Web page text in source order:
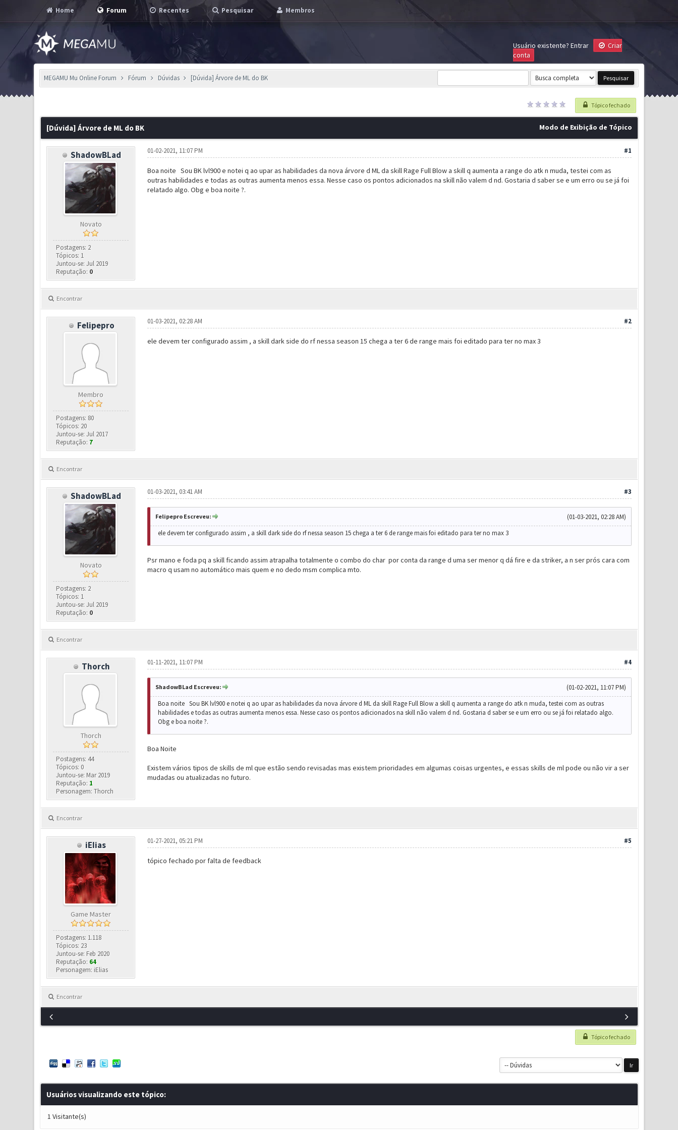
Home Forum Recentes Pesquisar Membros
Usuário existente? Entrar
Criar
conta
MEGAMU Mu Online Forum Fórum Dúvidas [Dúvida] Árvore de ML do BK
Tópico fechado
Modo de Exibição de Tópico
[Dúvida] Árvore de ML do BK
ShadowBLad
Novato
Postagens: 2
Tópicos: 1
Juntou-se: Jul 2019
Reputação: 0
#1
01-02-2021, 11:07 PM
Boa noite Sou BK lvl900 e notei q ao upar as habilidades da nova árvore d ML da skill Rage Full Blow a skill q aumenta a range do atk n muda, testei com as
outras habilidades e todas as outras aumenta menos essa. Nesse caso os pontos adicionados na skill não valem d nd. Gostaria d saber se e um erro ou se já foi
relatado algo. Obg e boa noite ?.
Encontrar
Felipepro
Membro
Postagens: 80
Tópicos: 20
Juntou-se: Jul 2017
Reputação: 7
#2
01-03-2021, 02:28 AM
ele devem ter configurado assim , a skill dark side do rf nessa season 15 chega a ter 6 de range mais foi editado para ter no max 3
Encontrar
ShadowBLad
Novato
Postagens: 2
Tópicos: 1
Juntou-se: Jul 2019
Reputação: 0
#3
01-03-2021, 03:41 AM
(01-03-2021, 02:28 AM)
Felipepro Escreveu:
ele devem ter configurado assim , a skill dark side do rf nessa season 15 chega a ter 6 de range mais foi editado para ter no max 3
Psr mano e foda pq a skill ficando assim atrapalha totalmente o combo do char por conta da range d uma ser menor q dá fire e da striker, a n ser prós cara com
macro q usam no automático mais quem e no dedo msm complica mto.
Encontrar
Thorch
Thorch
Postagens: 44
Tópicos: 0
Juntou-se: Mar 2019
Reputação: 1
Personagem: Thorch
#4
01-11-2021, 11:07 PM
(01-02-2021, 11:07 PM)
ShadowBLad Escreveu:
Boa noite Sou BK lvl900 e notei q ao upar as habilidades da nova árvore d ML da skill Rage Full Blow a skill q aumenta a range do atk n muda, testei com as outras
habilidades e todas as outras aumenta menos essa. Nesse caso os pontos adicionados na skill não valem d nd. Gostaria d saber se e um erro ou se já foi relatado algo.
Obg e boa noite ?.
Boa Noite
Existem vários tipos de skills de ml que estão sendo revisadas mas existem prioridades em algumas coisas urgentes, e essas skills de ml pode ou não vir a ser
mudadas ou atualizadas no futuro.
Encontrar
iEIias
Game Master
Postagens: 1.118
Tópicos: 23
Juntou-se: Feb 2020
Reputação: 64
Personagem: iElias
#5
01-27-2021, 05:21 PM
tópico fechado por falta de feedback
Encontrar
Tópico fechado
Usuários visualizando este tópico:
1 Visitante(s)